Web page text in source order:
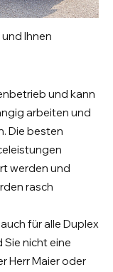
Ihnen
und kann
arbeiten und
Die besten
werden und
rasch
für alle Duplex
Sie nicht eine
Herr Maier oder